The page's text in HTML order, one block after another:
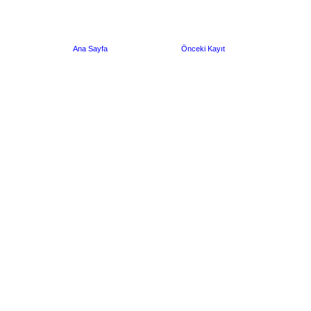
Önceki Kayıt
Ana Sayfa